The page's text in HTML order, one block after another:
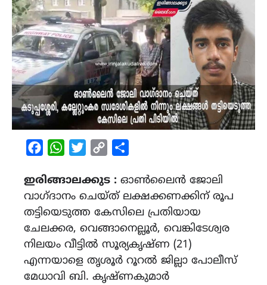
FacebookWhatsAppTwitterCopy
ഇരിങ്ങാലക്കുട : ഓൺലൈൻ ജോലി
വാഗ്ദാനം ചെയ്ത് ലക്ഷക്കണക്കിന് രൂപ
തട്ടിയെടുത്ത കേസിലെ പ്രതിയായ
ചേലക്കര, വെങ്ങാനെല്ലൂർ, വെങ്കിടേശ്വര
നിലയം വീട്ടിൽ സൂര്യകൃഷ്ണ (21)
എന്നയാളെ തൃശൂർ റൂറൽ ജില്ലാ പോലീസ്
മേധാവി ബി. കൃഷ്ണകുമാർ